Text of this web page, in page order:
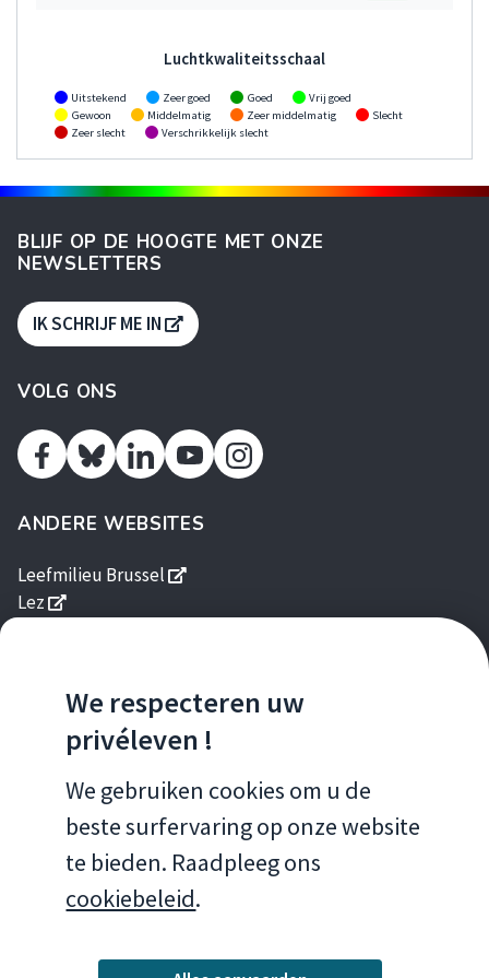
We respecteren uw
privéleven !
We gebruiken cookies om u de
beste surfervaring op onze website
te bieden. Raadpleeg ons
cookiebeleid.
Luchtkwaliteitsschaal
Uitstekend Zeer goed Goed
Vrij goed
Gewoon
Middelmatig Zeer middelmatig
Slecht
Zeer slecht
Verschrikkelijk slecht
BLIJF OP DE HOOGTE MET ONZE
NEWSLETTERS
IK SCHRIJF ME IN S'OUVRE DANS UNE NOUVELLE
VOLG ONS
FacebookTwitterLinkedinYoutubeInstagram
ANDERE WEBSITES
Leefmilieu Brussel
s'ouvre dans une nouvelle fenêtre
Lez
s'ouvre dans une nouvelle fenêtre
Homegrade
s'ouvre dans une nouvelle fenêtre
MOBIELE APPS
Brussels Air